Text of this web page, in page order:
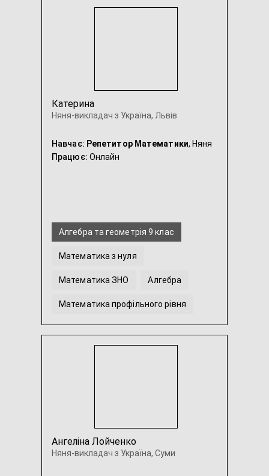
Катерина
Няня-викладач з Україна, Львів
Навчає: Репетитор Математики, Няня
Працює: Онлайн
Алгебра та геометрія 9 клас
Математика з нуля
Математика ЗНО Алгебра
Математика профільного рівня
Геометрія ...
Ангеліна Лойченко
Няня-викладач з Україна, Суми